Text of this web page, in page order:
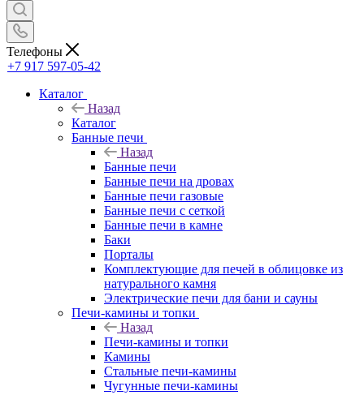
Телефоны
+7 917 597-05-42
Каталог
Назад
Каталог
Банные печи
Назад
Банные печи
Банные печи на дровах
Банные печи газовые
Банные печи с сеткой
Банные печи в камне
Баки
Порталы
Комплектующие для печей в облицовке из
натурального камня
Электрические печи для бани и сауны
Печи-камины и топки
Назад
Печи-камины и топки
Камины
Стальные печи-камины
Чугунные печи-камины